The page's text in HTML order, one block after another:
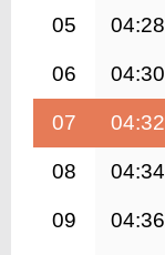
05 04:28
06 04:30
07 04:32
08 04:34
09 04:36